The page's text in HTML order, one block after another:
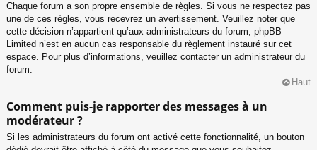
Chaque forum a son propre ensemble de règles. Si vous ne respectez pas
une de ces règles, vous recevrez un avertissement. Veuillez noter que
cette décision n’appartient qu’aux administrateurs du forum, phpBB
Limited n’est en aucun cas responsable du règlement instauré sur cet
espace. Pour plus d’informations, veuillez contacter un administrateur du
forum.
Haut
Comment puis-je rapporter des messages à un
modérateur ?
Si les administrateurs du forum ont activé cette fonctionnalité, un bouton